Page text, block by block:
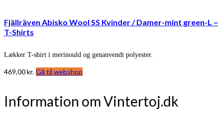
Fjällräven Abisko Wool SS Kvinder / Damer-mint green-L –
T-Shirts
Lækker T-shirt i merinould og genanvendt polyester.
469,00kr. Gå til webshop
Information om Vintertoj.dk